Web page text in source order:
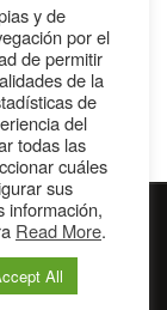
,
y de
por el
de permitir
de la
de
del
todas las
cuáles
sus
información,
Read More.
All